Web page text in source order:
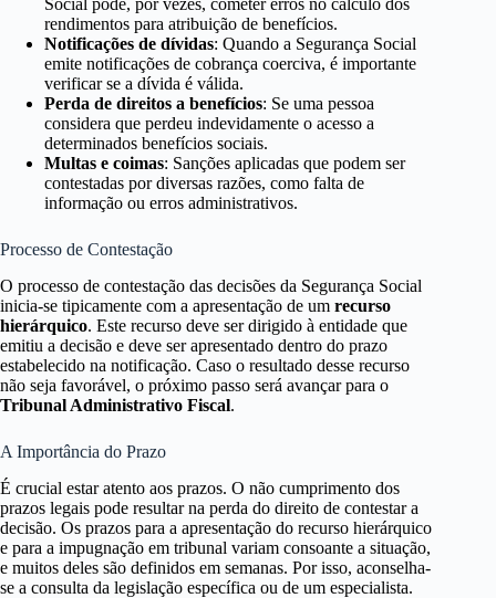
Social pode, por vezes, cometer erros no cálculo dos
rendimentos para atribuição de benefícios.
Notificações de dívidas: Quando a Segurança Social
emite notificações de cobrança coerciva, é importante
verificar se a dívida é válida.
Perda de direitos a benefícios: Se uma pessoa
considera que perdeu indevidamente o acesso a
determinados benefícios sociais.
Multas e coimas: Sanções aplicadas que podem ser
contestadas por diversas razões, como falta de
informação ou erros administrativos.
Processo de Contestação
O processo de contestação das decisões da Segurança Social
inicia-se tipicamente com a apresentação de um recurso
hierárquico. Este recurso deve ser dirigido à entidade que
emitiu a decisão e deve ser apresentado dentro do prazo
estabelecido na notificação. Caso o resultado desse recurso
não seja favorável, o próximo passo será avançar para o
Tribunal Administrativo Fiscal.
A Importância do Prazo
É crucial estar atento aos prazos. O não cumprimento dos
prazos legais pode resultar na perda do direito de contestar a
decisão. Os prazos para a apresentação do recurso hierárquico
e para a impugnação em tribunal variam consoante a situação,
e muitos deles são definidos em semanas. Por isso, aconselha-
se a consulta da legislação específica ou de um especialista.